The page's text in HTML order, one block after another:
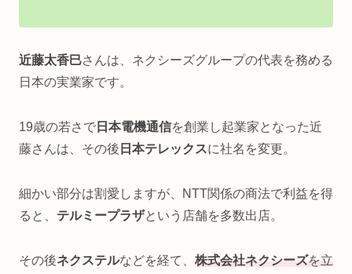
近藤太香巳さんは、ネクシーズグループの代表を務める
日本の実業家です。
19歳の若さで 日本電機通信を創業し起業家となった近
藤さんは、その後 日本テレックスに社名を変更。
細かい部分は割愛しますが、NTT関係の商法で利益を得
ると、 テルミープラザという店舗を多数出店。
その後ネクステルなどを経て、 株式会社ネクシーズを立